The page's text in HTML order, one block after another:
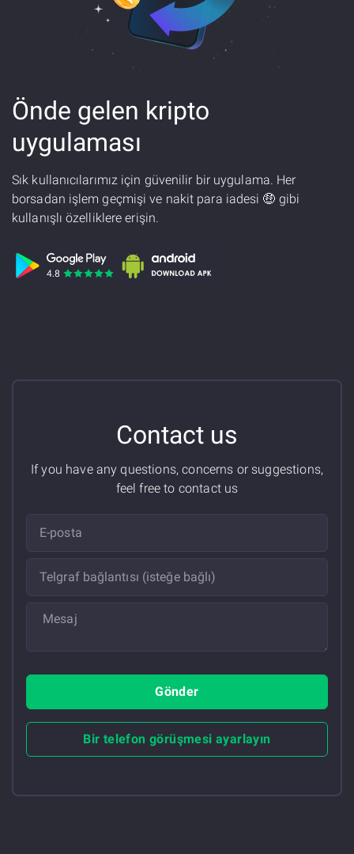
Önde gelen kripto
uygulaması
Sık kullanıcılarımız için güvenilir bir uygulama. Her
borsadan işlem geçmişi ve nakit para iadesi 🤑 gibi
kullanışlı özelliklere erişin.
Contact us
If you have any questions, concerns or suggestions,
feel free to contact us
Gönder
Bir telefon görüşmesi ayarlayın